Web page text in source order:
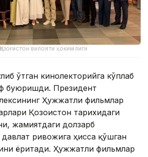
вилояти ҳокимлиги
ўтган кинолекторийга кўплаб
буюришди. Президент
Ҳужжатли фильмлар
Қозоғистон тарихидаги
жамиятдаги долзарб
ривожига ҳисса қўшган
ёритади. Ҳужжатли фильмлар